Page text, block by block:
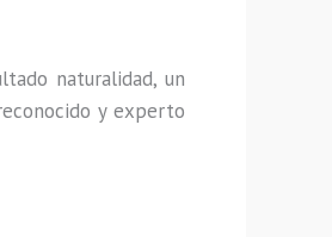
naturalidad, un
y experto